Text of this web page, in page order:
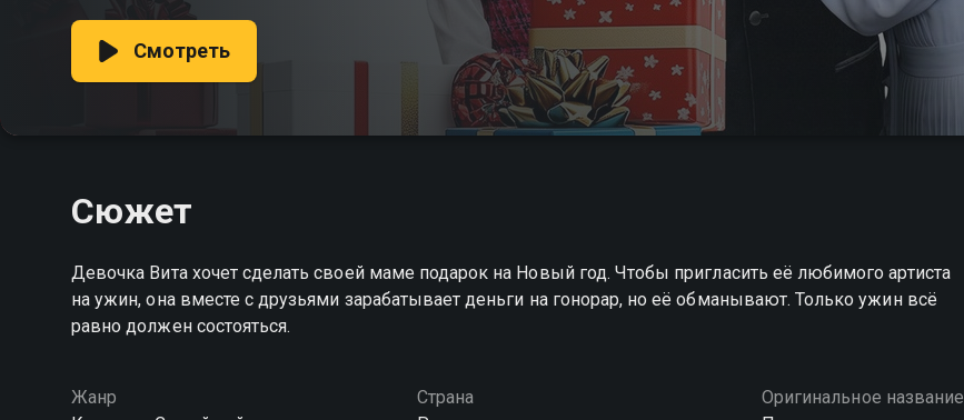
Смотреть
Сюжет
Девочка Вита хочет сделать своей маме подарок на Новый год. Чтобы пригласить её любимого артиста
на ужин, она вместе с друзьями зарабатывает деньги на гонорар, но её обманывают. Только ужин всё
равно должен состояться.
Жанр
Страна
Оригинальное название